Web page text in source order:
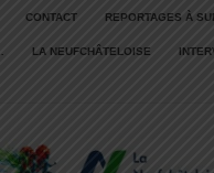
CONTACT REPORTAGES À
LA NEUFCHÂTELOISE